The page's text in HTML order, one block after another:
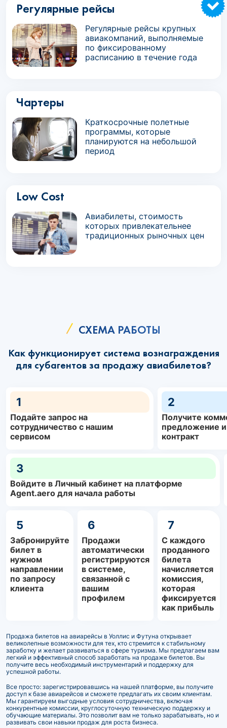
Регулярные рейсы
Регулярные рейсы крупных
авиакомпаний, выполняемые
по фиксированному
расписанию в течение года
Чартеры
Краткосрочные полетные
программы, которые
планируются на небольшой
период
Low Cost
Авиабилеты, стоимость
которых привлекательнее
традиционных рыночных цен
СХЕМА РАБОТЫ
Как функционирует система вознаграждения
для субагентов за продажу авиабилетов?
1
Подайте запрос на
сотрудничество с нашим
сервисом
2
Получите
предложение
контракт
3
Войдите в Личный кабинет на платформе
Agent.aero для начала работы
5
Забронируйте
билет в
нужном
направлении
по запросу
клиента
6
Продажи
автоматически
регистрируются
в системе,
связанной с
вашим
профилем
7
С каждого
проданного
билета
начисляется
комиссия,
которая
фиксируется
как прибыль
Продажа билетов на авиарейсы в Уоллис и Футуна открывает
великолепные возможности для тех, кто стремится к стабильному
заработку и желает развиваться в сфере туризма. Мы предлагаем вам
легкий и эффективный способ заработать на продаже билетов. Вы
получите весь необходимый инструментарий и поддержку для
успешной работы.
Все просто: зарегистрировавшись на нашей платформе, вы получите
доступ к базе авиарейсов и сможете предлагать их своим клиентам.
Мы гарантируем выгодные условия сотрудничества, включая
конкурентные комиссии, круглосуточную техническую поддержку и
обучающие материалы. Это позволит вам не только зарабатывать, но и
развивать свои навыки продаж для роста бизнеса.